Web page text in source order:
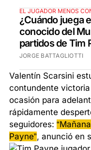
EL JUGADOR MENOS
¿Cuándo juega
conocido del
partidos de Tim
JORGE BATTAGLIOTTI
Valentín Scarsini
contundente
ocasión para
rápidamente
seguidores:
Payne”, anunció en